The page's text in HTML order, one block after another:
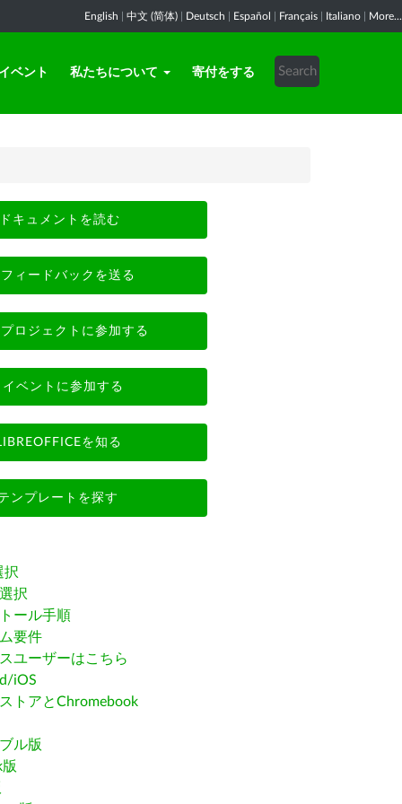
English 中文 (简体) Deutsch Español Français Italiano More...
イベント 私たちについて 寄付をする
ドキュメントを読む
フィードバックを送る
プロジェクトに参加する
イベントに参加する
を知る
ンプレートを探す
択
択
ール手順
要件
ユーザーはこちら
iOS
トアとChromebook
ル版